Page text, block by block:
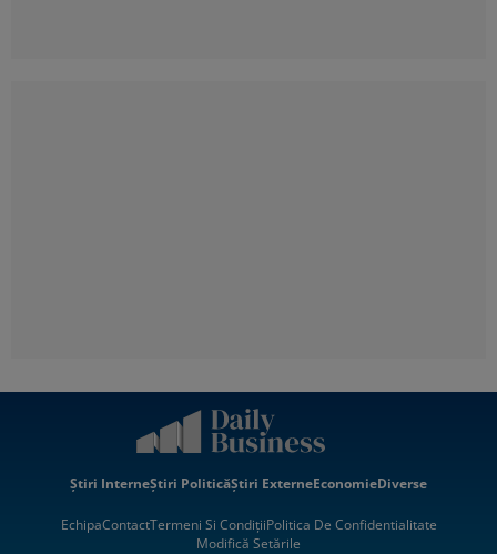
Știri InterneȘtiri PoliticăȘtiri ExterneEconomieDiverse
EchipaContactTermeni Si CondițiiPolitica De Confidentialitate
Modifică Setările